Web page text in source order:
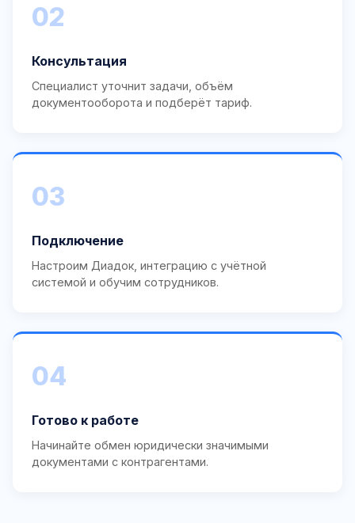
02
Консультация
Специалист уточнит задачи, объём
документооборота и подберёт тариф.
03
Подключение
Настроим Диадок, интеграцию с учётной
системой и обучим сотрудников.
04
Готово к работе
Начинайте обмен юридически значимыми
документами с контрагентами.